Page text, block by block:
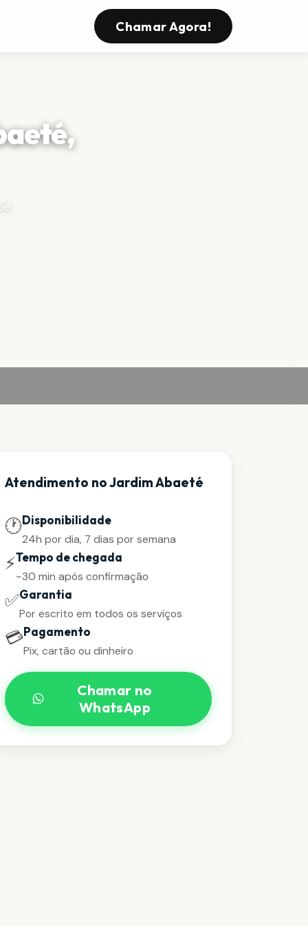
Chamar Agora!
Atendimento no Jardim Abaeté
🕐Disponibilidade
24h por dia, 7 dias por semana
⚡Tempo de chegada
~30 min após confirmação
✅Garantia
Por escrito em todos os serviços
💳Pagamento
Pix, cartão ou dinheiro
Chamar no
WhatsApp